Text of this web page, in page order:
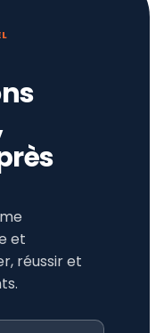
et
réussir et